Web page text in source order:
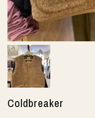
Coldbreaker